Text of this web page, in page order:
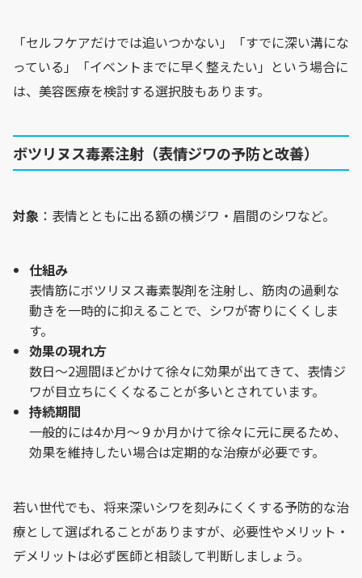
「セルフケアだけでは追いつかない」「すでに深い溝にな
っている」「イベントまでに早く整えたい」という場合に
は、美容医療を検討する選択肢もあります。
ボツリヌス毒素注射（表情ジワの予防と改善）
対象 ：表情とともに出る額の横ジワ・眉間のシワなど。
仕組み
表情筋にボツリヌス毒素製剤を注射し、筋肉の過剰な
動きを一時的に抑えることで、シワが寄りにくくしま
す。
効果の現れ方
数日〜2週間ほどかけて徐々に効果が出てきて、表情ジ
ワが目立ちにくくなることが多いとされています。
持続期間
一般的には4か月～９か月かけて徐々に元に戻るため、
効果を維持したい場合は定期的な治療が必要です。
若い世代でも、将来深いシワを刻みにくくする予防的な治
療として選ばれることがありますが、必要性やメリット・
デメリットは必ず医師と相談して判断しましょう。